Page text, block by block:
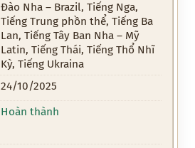
Đào Nha – Brazil, Tiếng Nga,
Tiếng Trung phồn thể, Tiếng Ba
Lan, Tiếng Tây Ban Nha – Mỹ
Latin, Tiếng Thái, Tiếng Thổ Nhĩ
Kỳ, Tiếng Ukraina
24/10/2025
Hoàn thành